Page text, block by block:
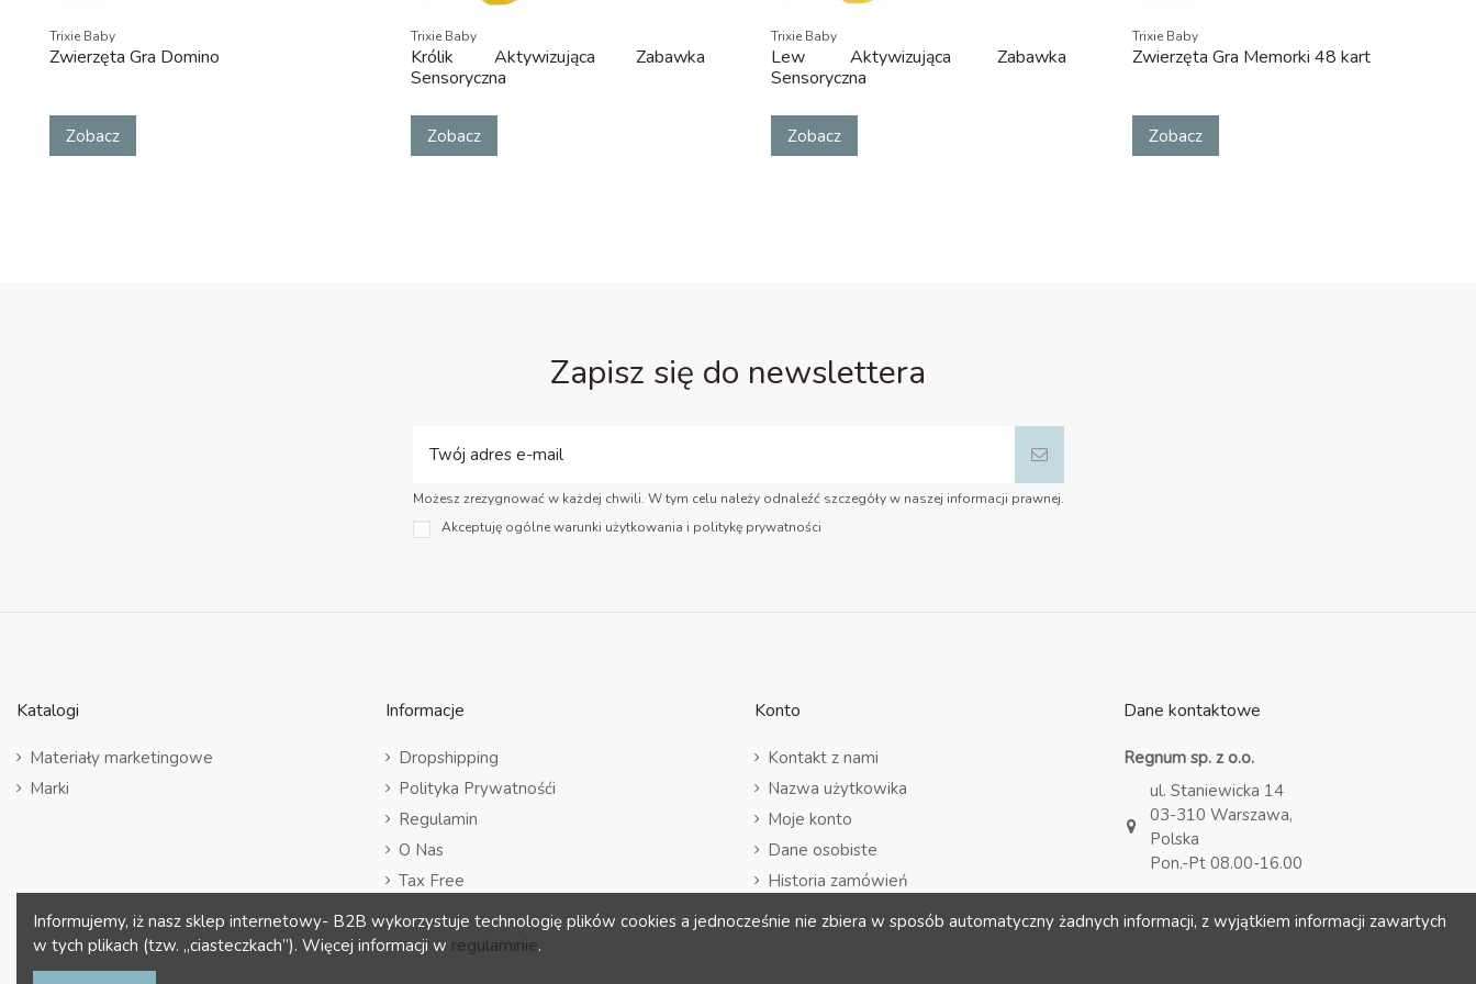
Trixie Baby
Zwierzęta Gra Domino
Zobacz
Trixie Baby
Królik Aktywizująca Zabawka
Sensoryczna
Zobacz
Trixie Baby
Lew Aktywizująca Zabawka
Sensoryczna
Zobacz
Trixie Baby
Zwierzęta Gra Memorki 48 kart
Zobacz
Zapisz się do newslettera
Możesz zrezygnować w każdej chwili. W tym celu należy odnaleźć szczegóły w naszej informacji prawnej.
Akceptuję ogólne warunki użytkowania i politykę prywatności
Katalogi
Materiały marketingowe
Marki
Informacje
Dropshipping
Polityka Prywatnośći
Regulamin
O Nas
Tax Free
Konto
Kontakt z nami
Nazwa użytkowika
Moje konto
Dane osobiste
Historia zamówień
Adresy
Dane kontaktowe
Regnum sp. z o.o.
ul. Staniewicka 14
03-310 Warszawa,
Polska
Pon.-Pt 08.00-16.00
kontakt@regnum.pl
+48 693 722 093
Informujemy, iż nasz sklep internetowy- B2B wykorzystuje technologię plików cookies a jednocześnie nie zbiera w sposób automatyczny żadnych informacji, z wyjątkiem informacji zawartych
w tych plikach (tzw. „ciasteczkach”). Więcej informacji w regulaminie.